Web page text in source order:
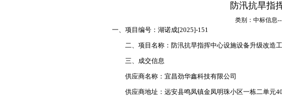
防汛抗旱指
类别：中标信息
一、项目编号：湖诺成[2025]-151
二、项目名称：防汛抗旱指挥中心设施设备升级改造
三、成交信息
供应商名称：宜昌劲华鑫科技有限公司
供应商地址：远安县鸣凤镇金凤明珠小区一栋二单元